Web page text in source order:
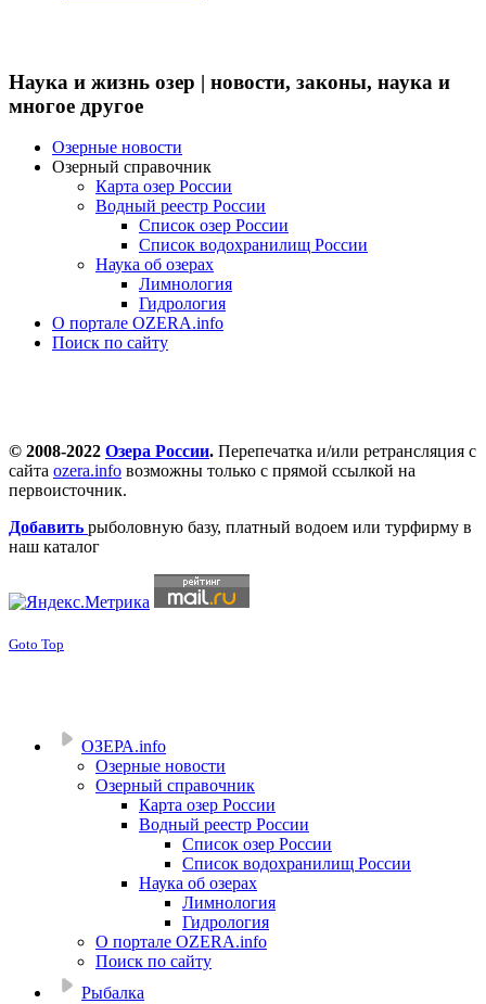
Наука и жизнь озер | новости, законы, наука и
многое другое
Озерные новости
Озерный справочник
Карта озер России
Водный реестр России
Список озер России
Список водохранилищ России
Наука об озерах
Лимнология
Гидрология
О портале OZERA.info
Поиск по сайту
© 2008-2022 Озера России. Перепечатка и/или ретрансляция с
сайта ozera.info возможны только с прямой ссылкой на
первоисточник.
Добавить рыболовную базу, платный водоем или турфирму в
наш каталог
Goto Top
ОЗЕРА.info
Озерные новости
Озерный справочник
Карта озер России
Водный реестр России
Список озер России
Список водохранилищ России
Наука об озерах
Лимнология
Гидрология
О портале OZERA.info
Поиск по сайту
Рыбалка